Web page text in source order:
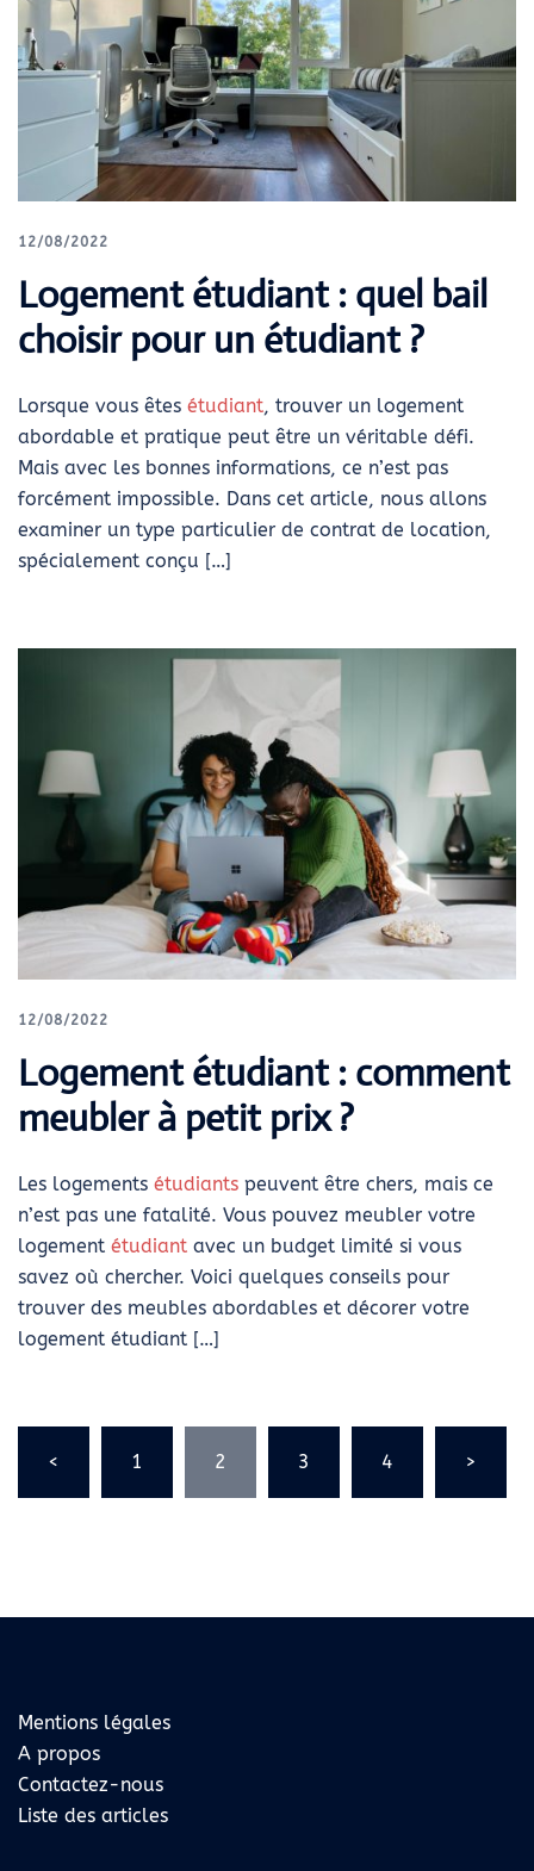
12/08/2022
Logement étudiant : quel bail
choisir pour un étudiant ?
Lorsque vous êtes étudiant, trouver un logement
abordable et pratique peut être un véritable défi.
Mais avec les bonnes informations, ce n’est pas
forcément impossible. Dans cet article, nous allons
examiner un type particulier de contrat de location,
spécialement conçu […]
12/08/2022
Logement étudiant : comment
meubler à petit prix ?
Les logements étudiants peuvent être chers, mais ce
n’est pas une fatalité. Vous pouvez meubler votre
logement étudiant avec un budget limité si vous
savez où chercher. Voici quelques conseils pour
trouver des meubles abordables et décorer votre
logement étudiant […]
des
publications
< 1 2 3 4 >
Mentions légales
A propos
Contactez-nous
Liste des articles